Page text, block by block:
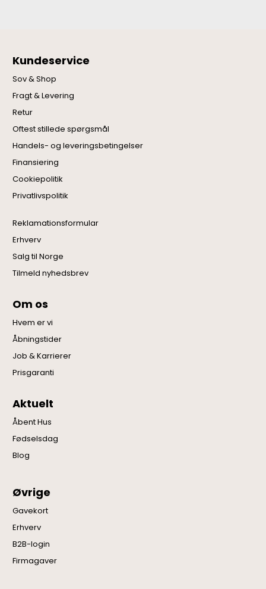
Kundeservice
Sov & Shop
Fragt & Levering
Retur
Oftest stillede spørgsmål
Handels- og leveringsbetingelser
Finansiering
Cookiepolitik
Privatlivspolitik
Reklamationsformular
Erhverv
Salg til Norge
Tilmeld nyhedsbrev
Om os
Hvem er vi
Åbningstider
Job & Karrierer
Prisgaranti
Aktuelt
Åbent Hus
Fødselsdag
Blog
Øvrige
Gavekort
Erhverv
B2B-login
Firmagaver